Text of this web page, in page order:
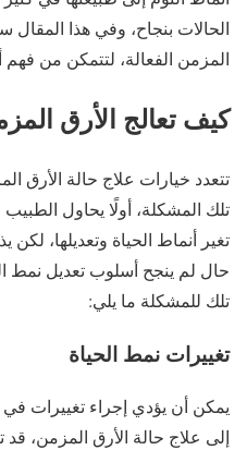
الحالات بنجاح، وفي هذا
المزمن الفعالة، لتتمكن من
كيف تعالج الأرق
تتعدد خيارات علاج حالة الأرق
تلك المشكلة، أولًا يحاول
تغير أنماط الحياة وتعديلها،
حال لم ينجح أسلوب تعديل نمط
تلك للمشكلة ما يلي:
تغييرات نمط الحياة
يمكن أن يؤدي إجراء تغييرات
إلى علاج حالة الأرق المزمن،